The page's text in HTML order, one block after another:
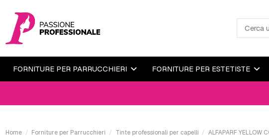
FORNITURE PER PARRUCCHIERI FORNITURE PER ESTETISTE
Home Forniture per Parrucchieri Tinte professionali per capelli ALFAPARF YELLOW